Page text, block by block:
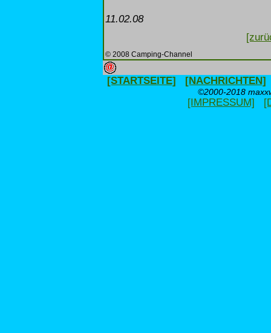
11.02.08
© 2008 Camping-Channel
[STARTSEITE] [NACHRICHTEN]
©2000-2018
[IMPRESSUM]